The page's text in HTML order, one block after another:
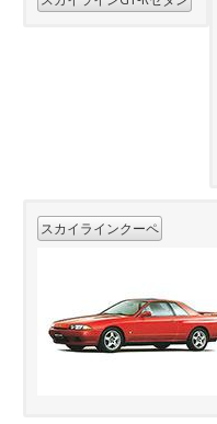
スカイラインクーペ